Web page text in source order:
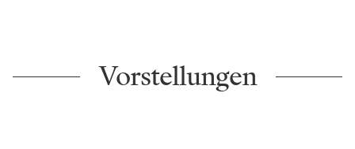
Vorstellungen